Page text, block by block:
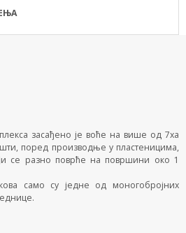
засађено је воће на више од 7ха
поред производње у пластеницима,
се разно поврће на површини око 1
само су једне од моногобројних